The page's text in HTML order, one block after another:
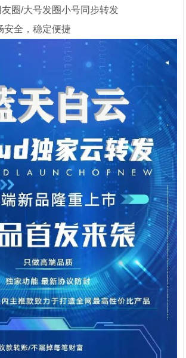
圈/大号发圈小号同步转发
安全，稳定便捷